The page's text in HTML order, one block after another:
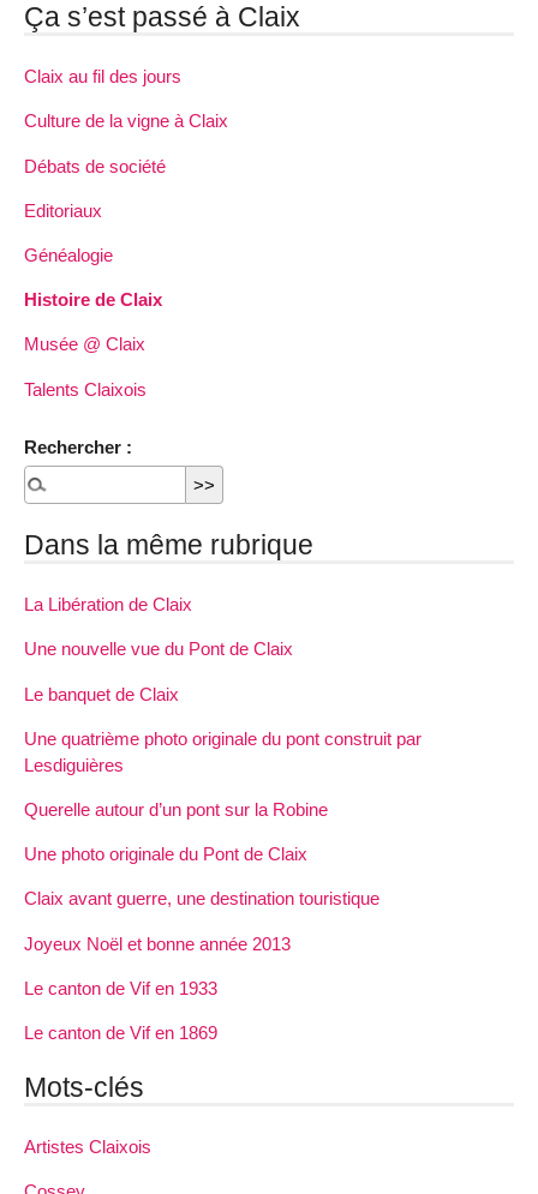
Ça s’est passé à Claix
Claix au fil des jours
Culture de la vigne à Claix
Débats de société
Editoriaux
Généalogie
Histoire de Claix
Musée @ Claix
Talents Claixois
Rechercher :
Dans la même rubrique
La Libération de Claix
Une nouvelle vue du Pont de Claix
Le banquet de Claix
Une quatrième photo originale du pont construit par
Lesdiguières
Querelle autour d’un pont sur la Robine
Une photo originale du Pont de Claix
Claix avant guerre, une destination touristique
Joyeux Noël et bonne année 2013
Le canton de Vif en 1933
Le canton de Vif en 1869
Mots-clés
Artistes Claixois